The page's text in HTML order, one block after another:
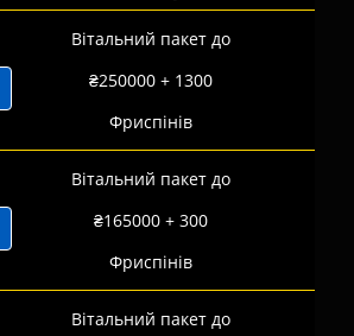
Вітальний пакет до
₴250000 + 1300
Фриспінів
Вітальний пакет до
₴165000 + 300
Фриспінів
Вітальний пакет до